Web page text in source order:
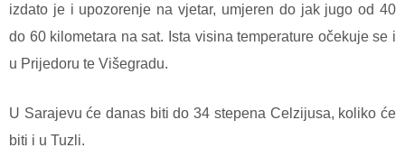
izdato je i upozorenje na vjetar, umjeren do jak jugo od 40
do 60 kilometara na sat. Ista visina temperature očekuje se i
u Prijedoru te Višegradu.
U Sarajevu će danas biti do 34 stepena Celzijusa, koliko će
biti i u Tuzli.